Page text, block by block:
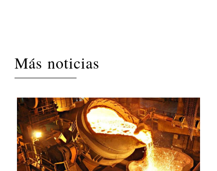
Más noticias